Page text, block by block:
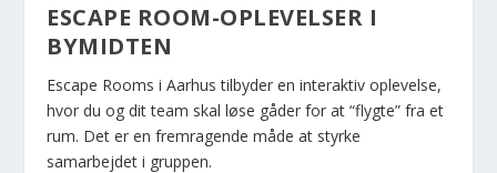
ESCAPE ROOM-OPLEVELSER I
BYMIDTEN
Escape Rooms i Aarhus tilbyder en interaktiv oplevelse,
hvor du og dit team skal løse gåder for at “flygte” fra et
rum. Det er en fremragende måde at styrke
samarbejdet i gruppen.